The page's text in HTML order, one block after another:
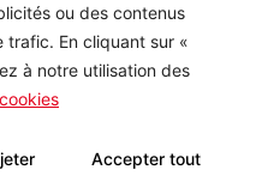
ou des contenus
trafic. En cliquant sur «
à notre utilisation des
Accepter tout
Miitems